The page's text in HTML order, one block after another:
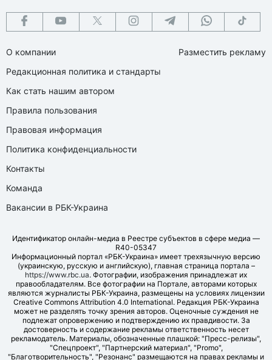
О компании
Редакционная политика и стандарты
Как стать нашим автором
Правила пользования
Правовая информация
Политика конфиденциальности
Контакты
Команда
Вакансии в РБК-Украина
Разместить рекламу
Идентификатор онлайн-медиа в Реестре субъектов в сфере медиа —
R40-05347
Информационный портал «РБК-Украина» имеет трехязычную версию
(украинскую, русскую и английскую), главная страница портала –
https://www.rbc.ua. Фотографии, изображения принадлежат их
правообладателям. Все фотографии на Портале, авторами которых
являются журналисты РБК-Украина, размещены на условиях лицензии
Creative Commons Attribution 4.0 International. Редакция РБК-Украина
может не разделять точку зрения авторов. Оценочные суждения не
подлежат опровержению и подтверждению их правдивости. За
достоверность и содержание рекламы ответственность несет
рекламодатель. Материалы, обозначенные плашкой: "Пресс-релизы",
"Спецпроект", "Партнерский материал", "Promo",
"Благотворительность", "Резонанс" размещаются на правах рекламы и